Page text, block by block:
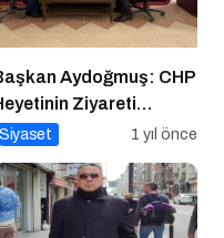
Aydoğmuş: CHP
Ziyareti
Verici
Siyaset 1 yıl önce